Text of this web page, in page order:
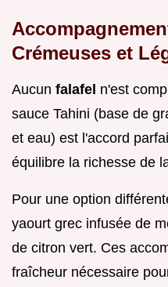
Crémeuses et
Aucun falafel n'est
sauce Tahini (base de
et eau) est l'accord
équilibre la richesse de
Pour une option
yaourt grec infusée de
de citron vert. Ces
fraîcheur nécessaire